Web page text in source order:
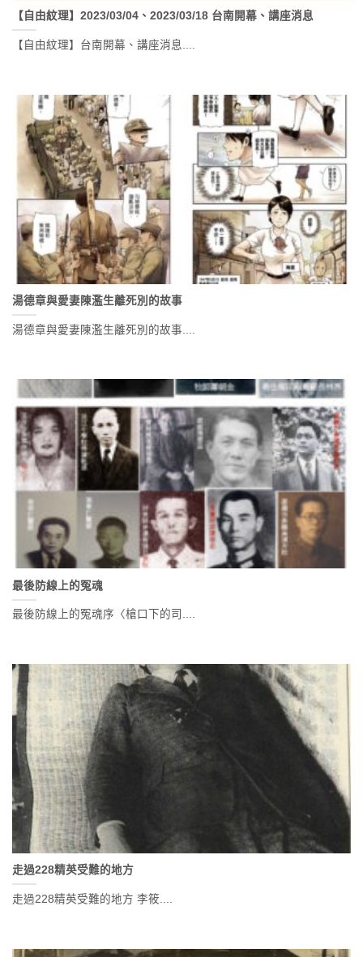
【自由紋理】2023/03/04、2023/03/18 台南開幕、講座消息
【自由紋理】台南開幕、講座消息....
湯德章與愛妻陳濫生離死別的故事
湯德章與愛妻陳濫生離死別的故事....
最後防線上的冤魂
最後防線上的冤魂序〈槍口下的司....
走過228精英受難的地方
走過228精英受難的地方 李筱....